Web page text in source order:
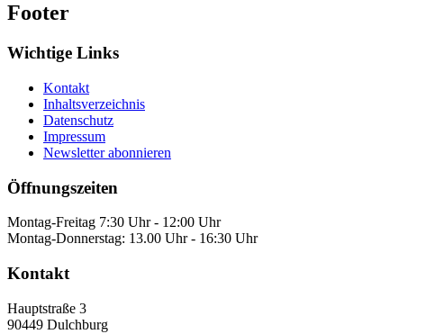
Footer
Wichtige Links
Kontakt
Inhaltsverzeichnis
Datenschutz
Impressum
Newsletter abonnieren
Öffnungszeiten
Montag-Freitag 7:30 Uhr - 12:00 Uhr
Montag-Donnerstag: 13.00 Uhr - 16:30 Uhr
Kontakt
Hauptstraße 3
90449 Dulchburg